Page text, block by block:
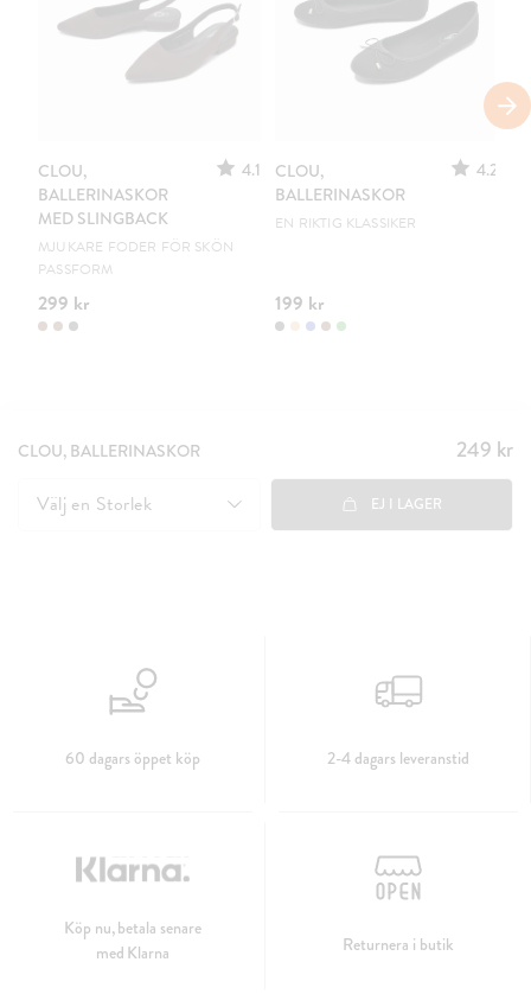
CLOU,
BALLERINASKOR
MED SLINGBACK
4.1
MJUKARE FODER FÖR SKÖN
PASSFORM
299 kr
CLOU,
BALLERINASKOR
4.2
EN RIKTIG KLASSIKER
199 kr
CLOU, BALLERINASKOR Pris:
249 kr
249 kr
Välj en Storlek EJ I LAGER
60 dagars öppet köp 2-4 dagars leveranstid
Köp nu, betala senare
med Klarna
Returnera i butik